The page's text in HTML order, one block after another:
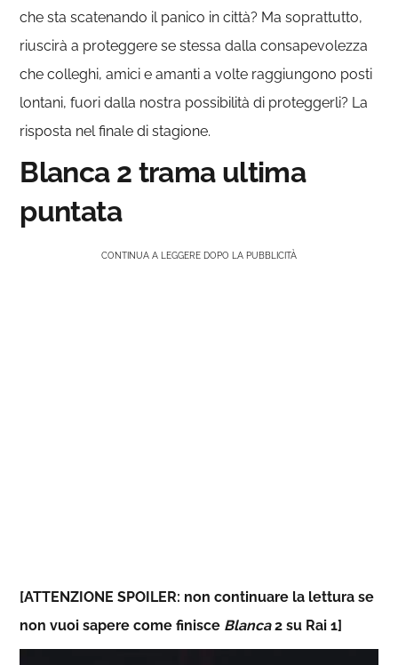
che sta scatenando il panico in città? Ma soprattutto,
riuscirà a proteggere se stessa dalla consapevolezza
che colleghi, amici e amanti a volte raggiungono posti
lontani, fuori dalla nostra possibilità di proteggerli? La
risposta nel finale di stagione.
Blanca 2 trama ultima
puntata
CONTINUA A LEGGERE DOPO LA PUBBLICITÀ
[ATTENZIONE SPOILER: non continuare la lettura se
non vuoi sapere come finisce Blanca2 su Rai 1]